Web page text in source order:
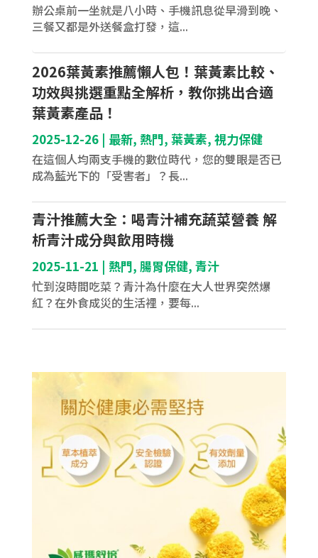
辦公桌前一坐就是八小時、手機訊息從早滑到晚、
三餐又都是外送餐盒打發，這...
2026葉黃素推薦懶人包！葉黃素比較、
功效與挑選重點全解析，教你挑出合適
葉黃素產品！
2025-12-26| 最新, 熱門, 葉黃素, 視力保健
在這個人均兩支手機的數位時代，您的雙眼是否已
成為藍光下的「受害者」？長...
青汁推薦大全：喝青汁補充蔬菜營養 解
析青汁成分與飲用時機
2025-11-21 | 熱門, 腸胃保健, 青汁
忙到沒時間吃菜？青汁為什麼在大人世界突然爆
紅？在外食成災的生活裡，要每...